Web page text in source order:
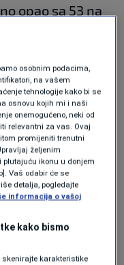
opao sa 53 na
kao
a šest
je starija
obično mlađi.
je blagi
2013. godine.
vjernicima je
ih posjećuju
osobnim podacima,
na vašem
tehnologije kako bi se
osnovu kojih mi i naši
onemogućeno, neki od
relevantni za vas. Ovaj
promijeniti trenutni
željenim
ikonu u donjem
Vaš odabir će se
detalja, pogledajte
informacija o vašoj
kako bismo
skenirajte karakteristike